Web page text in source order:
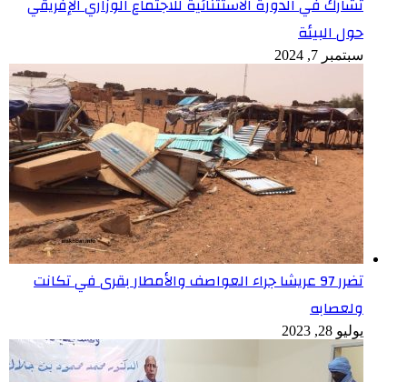
حول البيئة
سبتمبر 7, 2024
تضرر 97 عريشا جراء العواصف والأمطار بقرى في تكانت
ولعصابه
يوليو 28, 2023